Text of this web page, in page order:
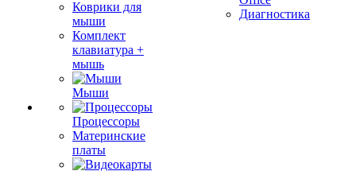
Коврики для
мыши
Комплект
клавиатура +
мышь
Мыши
Процессоры
Материнские
платы
Диагностика